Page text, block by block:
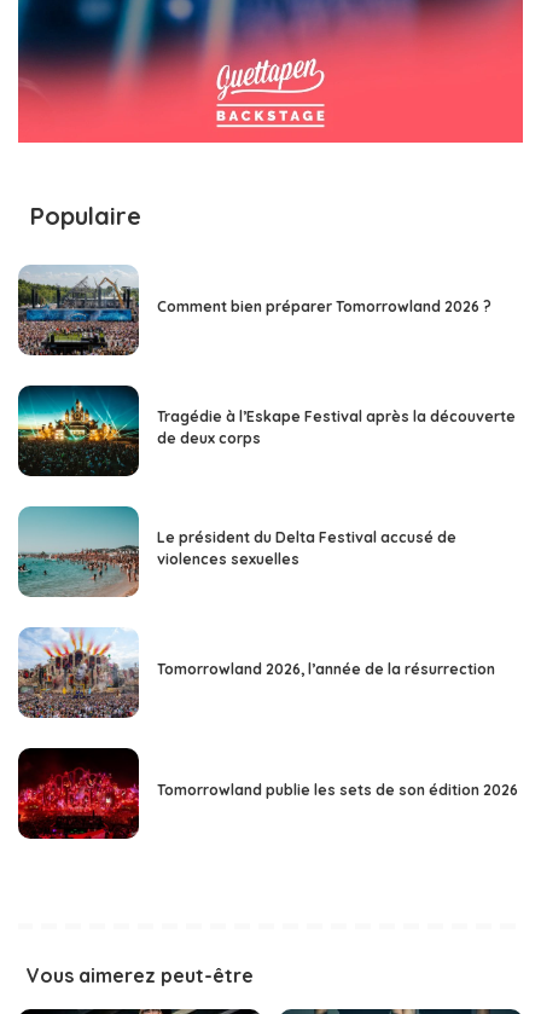
Populaire
Comment bien préparer Tomorrowland 2026 ?
Tragédie à l’Eskape Festival après la découverte
de deux corps
Le président du Delta Festival accusé de
violences sexuelles
Tomorrowland 2026, l’année de la résurrection
Tomorrowland publie les sets de son édition 2026
Vous aimerez peut-être